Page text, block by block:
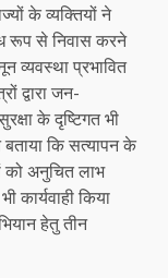
के व्यक्तियों ने
रूप से निवास करने
व्यवस्था प्रभावित
द्वारा जन-
के दृष्टिगत भी
कि सत्यापन के
को अनुचित लाभ
कार्यवाही किया
हेतु तीन